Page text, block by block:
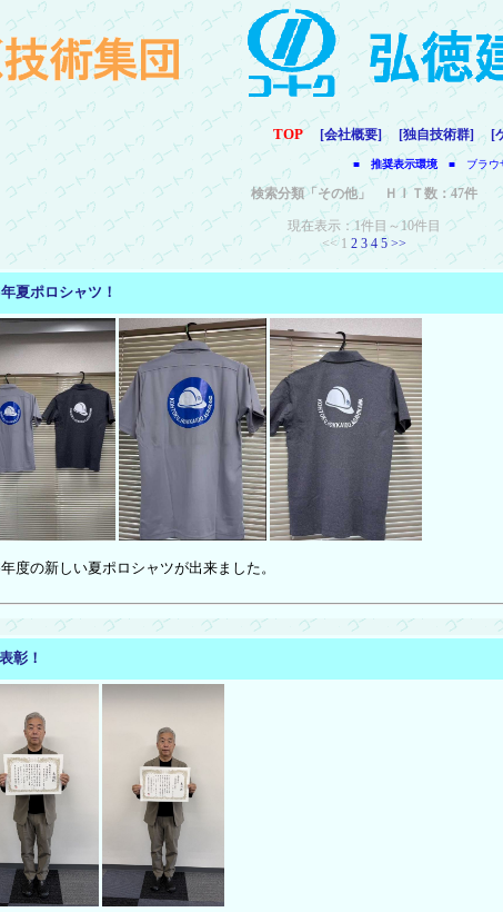
TOP [会社概要] [独自技術群] [
■ 推奨表示環境 ■ブラウ
検索分類「その他」 ＨＩＴ数：47件
現在表示：1件目～10件目
<< 1 2 3 4 5 >>
夏ポロシャツ！
度の新しい夏ポロシャツが出来ました。
彰！